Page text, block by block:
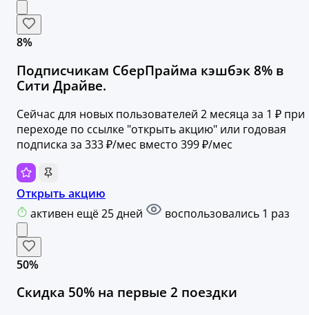
8%
Подписчикам СберПрайма кэшбэк 8% в
Сити Драйве.
Сейчас для новых пользователей 2 месяца за 1 ₽ при
переходе по ссылке "открыть акцию" или годовая
подписка за 333 ₽/мес вместо 399 ₽/мес
Открыть акцию
активен ещё 25 дней
воспользовались 1 раз
50%
Скидка 50% на первые 2 поездки